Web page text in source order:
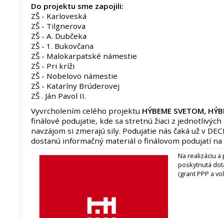
Do projektu sme zapojili:
ZŠ - Karloveská
ZŠ - Tilgnerova
ZŠ - A. Dubčeka
ZŠ - 1. Bukovčana
ZŠ - Malokarpatské námestie
ZŠ - Pri kríži
ZŠ - Nobelovo námestie
ZŠ - Kataríny Brúderovej
ZŠ . Ján Pavol II.
Vyvrcholením celého projektu HÝBEME SVETOM,
finálové podujatie, kde sa stretnú žiaci z
navzájom si zmerajú sily. Podujatie nás čaká už v
dostanú informačný materiál o finálovom podujatí
Na realizáciu
poskytnutá
(grant PPP a